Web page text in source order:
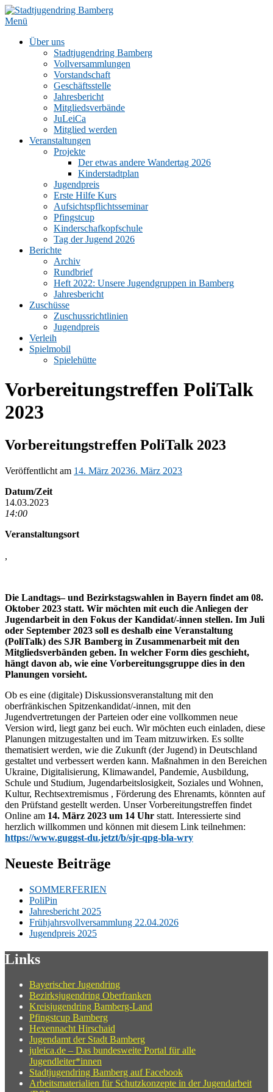
Zum
Inhalt
Menü
Über uns
Stadtjugendring Bamberg
Vollversammlungen
Vorstandschaft
Geschäftsstelle
Jahresbericht
Mitgliedsverbände
JuLeiCa
Mitglied werden
Veranstaltungen
Projekte
Der etwas andere Wandertag 2026
Kinderstadtplan
Jugendpreis
Erste Hilfe Kurs
Aufsichtspflichtsseminar
Pfingstcup
Kinderschafkopfschule
Tag der Jugend 2026
Berichte
Archiv
Rundbrief
Heft 2022: Unsere Jugendgruppen in Bamberg
Jahresbericht
Zuschüsse
Zuschussrichtlinien
Jugendpreis
Verleih
Spielmobil
Spielehütte
Vorbereitungstreffen PoliTalk
2023
Vorbereitungstreffen PoliTalk 2023
Veröffentlicht am 14. März 20236. März 2023
Datum/Zeit
14.03.2023
14:00
Veranstaltungsort
,
Die Landtags– und Bezirkstagswahlen in Bayern findet am 08.
Oktober 2023 statt. Wir möchten mit euch die Anliegen der
Jugendarbeit in den Fokus der Kandidat/-innen stellen. Im Juli
oder September 2023 soll es deshalb eine Veranstaltung
(PoliTalk) des SJR Bamberg in Zusammenarbeit mit den
Mitgliedsverbänden geben. In welcher Form dies geschieht,
hängt davon ab, wie eine Vorbereitungsgruppe dies in den
Planungen vorsieht.
Ob es eine (digitale) Diskussionsveranstaltung mit den
oberfränkischen Spitzenkandidat/-innen, mit den
Jugendvertretungen der Parteien oder eine vollkommen neue
Version wird, liegt ganz bei euch. Wir möchten euch einladen, diese
Planungen mitzugestalten und im Team mitzuwirken. Es sollte
thematisiert werden, wie die Zukunft (der Jugend) in Deutschland
gestaltet und verbessert werden kann. Maßnahmen in den Bereichen
Ukraine, Digitalisierung, Klimawandel, Pandemie, Ausbildung,
Schule und Studium, Jugendarbeitslosigkeit, Soziales und Wohnen,
Kultur, Rechtsextremismus , Förderung des Ehrenamts, könnten auf
den Prüfstand gestellt werden. Unser Vorbereitungstreffen findet
Online am 14. März 2023 um 14 Uhr statt. Interessierte sind
herzlich willkommen und können mit diesem Link teilnehmen:
https://www.guggst-du.jetzt/b/sjr-qpg-bla-wry
Neueste Beiträge
SOMMERFERIEN
PoliPin
Jahresbericht 2025
Frühjahrsvollversammlung 22.04.2026
Jugendpreis 2025
Links
Bayerischer Jugendring
Bezirksjugendring Oberfranken
Kreisjugendring Bamberg-Land
Pfingstcup Bamberg
Hexennacht Hirschaid
Jugendamt der Stadt Bamberg
juleica.de – Das bundesweite Portal für alle
Jugendleiter*innen
Stadtjugendring Bamberg auf Facebook
Arbeitsmaterialien für Schutzkonzepte in der Jugendarbeit